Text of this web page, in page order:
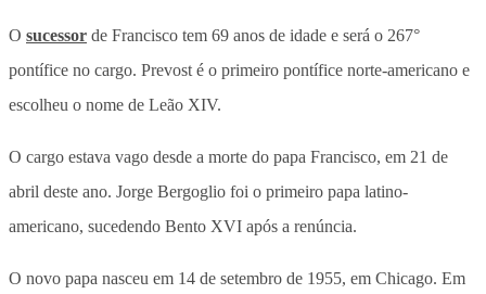
O sucessor de Francisco tem 69 anos de idade e será o 267°
pontífice no cargo. Prevost é o primeiro pontífice norte-americano e
escolheu o nome de Leão XIV.
O cargo estava vago desde a morte do papa Francisco, em 21 de
abril deste ano. Jorge Bergoglio foi o primeiro papa latino-
americano, sucedendo Bento XVI após a renúncia.
O novo papa nasceu em 14 de setembro de 1955, em Chicago. Em